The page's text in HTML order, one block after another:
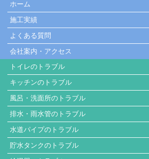
ホーム
施工実績
よくある質問
会社案内・アクセス
トイレのトラブル
キッチンのトラブル
風呂・洗面所のトラブル
排水・雨水管のトラブル
水道パイプのトラブル
貯水タンクのトラブル